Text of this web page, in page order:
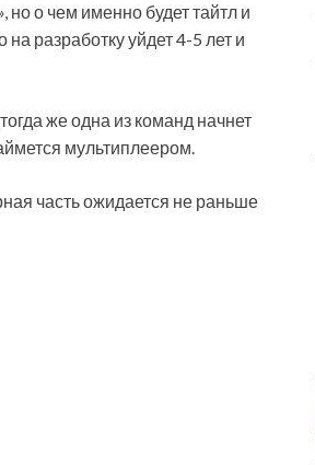
но о чем именно будет тайтл и
разработку уйдет 4-5 лет и
же одна из команд начнет
мультиплеером.
часть ожидается не раньше